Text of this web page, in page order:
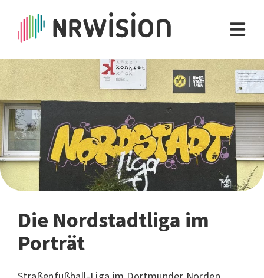
Die Nordstadtliga im
Porträt